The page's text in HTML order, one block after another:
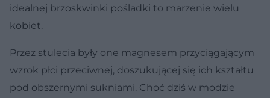
idealnej brzoskwinki pośladki to marzenie wielu
kobiet.
Przez stulecia były one magnesem przyciągającym
wzrok płci przeciwnej, doszukującej się ich kształtu
pod obszernymi sukniami. Choć dziś w modzie